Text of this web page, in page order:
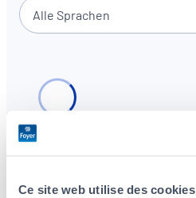
Ce site web utilise des cookies.
Alle Sprachen